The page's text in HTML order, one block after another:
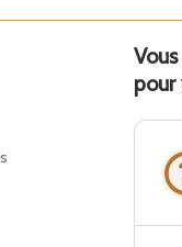
pour